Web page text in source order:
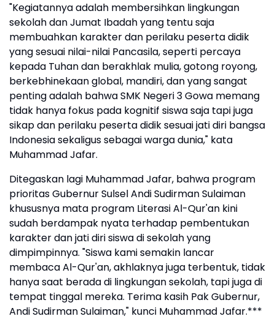
"Kegiatannya adalah membersihkan lingkungan
sekolah dan Jumat Ibadah yang tentu saja
membuahkan karakter dan perilaku peserta didik
yang sesuai nilai-nilai Pancasila, seperti percaya
kepada Tuhan dan berakhlak mulia, gotong royong,
berkebhinekaan global, mandiri, dan yang sangat
penting adalah bahwa SMK Negeri 3 Gowa memang
tidak hanya fokus pada kognitif siswa saja tapi juga
sikap dan perilaku peserta didik sesuai jati diri bangsa
Indonesia sekaligus sebagai warga dunia," kata
Muhammad Jafar.
Ditegaskan lagi Muhammad Jafar, bahwa program
prioritas Gubernur Sulsel Andi Sudirman Sulaiman
khususnya mata program Literasi Al-Qur'an kini
sudah berdampak nyata terhadap pembentukan
karakter dan jati diri siswa di sekolah yang
dimpimpinnya. "Siswa kami semakin lancar
membaca Al-Qur'an, akhlaknya juga terbentuk, tidak
hanya saat berada di lingkungan sekolah, tapi juga di
tempat tinggal mereka. Terima kasih Pak Gubernur,
Andi Sudirman Sulaiman," kunci Muhammad Jafar.***